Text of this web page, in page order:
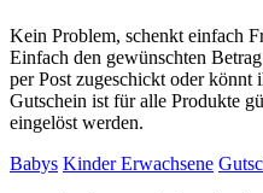
Kein Problem, schenkt einfach
Einfach den gewünschten
per Post zugeschickt oder
Gutschein ist für alle Produkte
eingelöst werden.
Babys KinderErwachsene